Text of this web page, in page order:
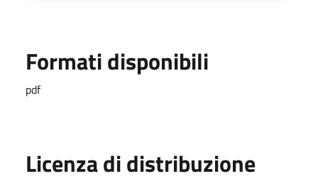
Formati disponibili
pdf
Licenza di distribuzione